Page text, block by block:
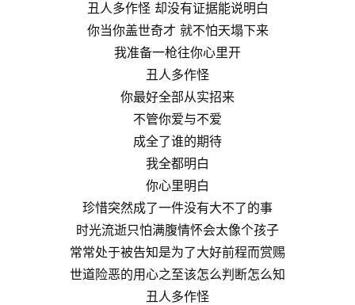
丑人多作怪 却没有证据能说明白
你当你盖世奇才 就不怕天塌下来
我准备一枪往你心里开
丑人多作怪
你最好全部从实招来
不管你爱与不爱
成全了谁的期待
我全都明白
你心里明白
珍惜突然成了一件没有大不了的事
时光流逝只怕满腹情怀会太像个孩子
常常处于被告知是为了大好前程而赏赐
世道险恶的用心之至该怎么判断怎么知
丑人多作怪